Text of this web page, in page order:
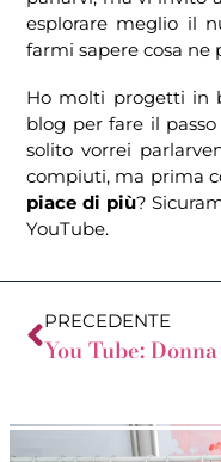
esplorare meglio il
farmi sapere cosa ne
Ho molti progetti in
blog per fare il
solito vorrei
compiuti, ma prima
piace di più?
YouTube.
PRECEDENTE